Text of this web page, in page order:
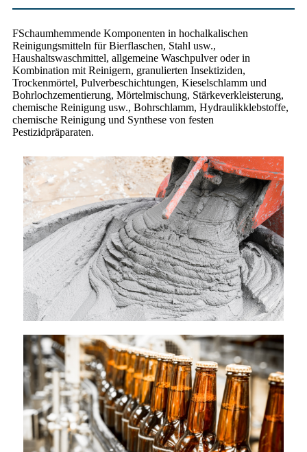
FSchaumhemmende Komponenten in hochalkalischen
Reinigungsmitteln für Bierflaschen, Stahl usw.,
Haushaltswaschmittel, allgemeine Waschpulver oder in
Kombination mit Reinigern, granulierten Insektiziden,
Trockenmörtel, Pulverbeschichtungen, Kieselschlamm und
Bohrlochzementierung, Mörtelmischung, Stärkeverkleisterung,
chemische Reinigung usw., Bohrschlamm, Hydraulikklebstoffe,
chemische Reinigung und Synthese von festen
Pestizidpräparaten.